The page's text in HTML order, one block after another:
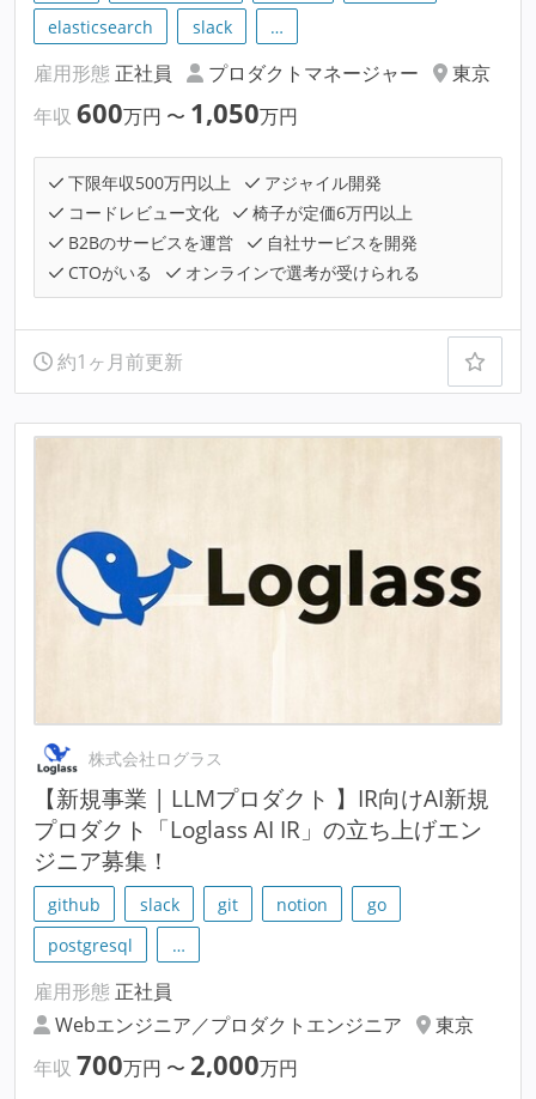
elasticsearch
slack …
雇用形態 正社員 プロダクトマネージャー
東京
年収 600万円 〜 1,050万円
下限年収500万円以上
アジャイル開発
コードレビュー文化
椅子が定価6万円以上
B2Bのサービスを運営
自社サービスを開発
CTOがいる
オンラインで選考が受けられる
約1ヶ月前更新
株式会社ログラス
【新規事業 | LLMプロダクト 】IR向けAI新規
プロダクト「Loglass AI IR」の立ち上げエン
ジニア募集！
github slack git notion
go
postgresql
…
雇用形態 正社員
Webエンジニア／プロダクトエンジニア
東京
年収 700万円 〜 2,000万円